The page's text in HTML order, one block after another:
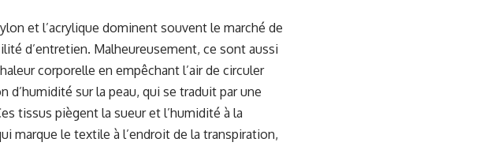
et l’acrylique dominent souvent le marché de
d’entretien. Malheureusement, ce sont aussi
corporelle en empêchant l’air de circuler
sur la peau, qui se traduit par une
tissus piègent la sueur et l’humidité à la
marque le textile à l’endroit de la transpiration,